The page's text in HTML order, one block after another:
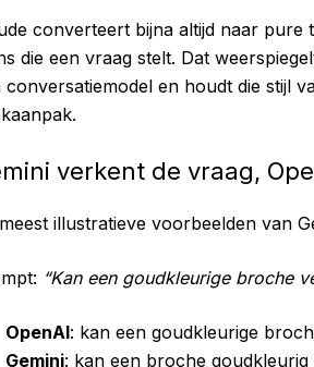
converteert bijna altijd naar
die een vraag stelt. Dat
conversatiemodel en houdt die stijl
verkent de vraag,
illustratieve voorbeelden van
“Kan een goudkleurige broche
OpenAI: kan een goudkleurige
Gemini: kan een broche